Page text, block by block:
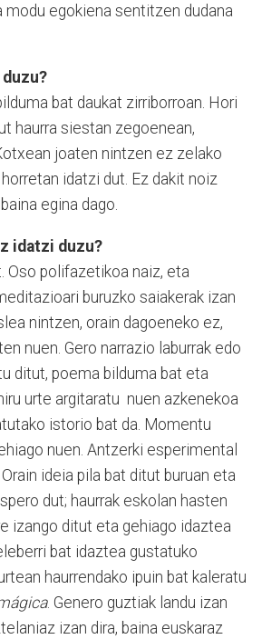
modu egokiena sentitzen dudana
bat daukat zirriborroan. Hori
haurra siestan zegoenean,
joaten nintzen ez zelako
idatzi dut. Ez dakit noiz
egina dago.
idatzi duzu?
Oso polifazetikoa naiz, eta
buruzko saiakerak izan
nintzen, orain dagoeneko ez,
nuen. Gero narrazio laburrak edo
ditut, poema bilduma bat eta
urte argitaratu nuen azkenekoa
istorio bat da. Momentu
nuen. Antzerki esperimental
ideia pila bat ditut buruan eta
dut; haurrak eskolan hasten
izango ditut eta gehiago idaztea
bat idaztea gustatuko
haurrendako ipuin bat kaleratu
. Genero guztiak landu izan
izan dira, baina euskaraz